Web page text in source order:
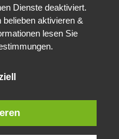
Dienste deaktiviert.
aktivieren &
lesen Sie